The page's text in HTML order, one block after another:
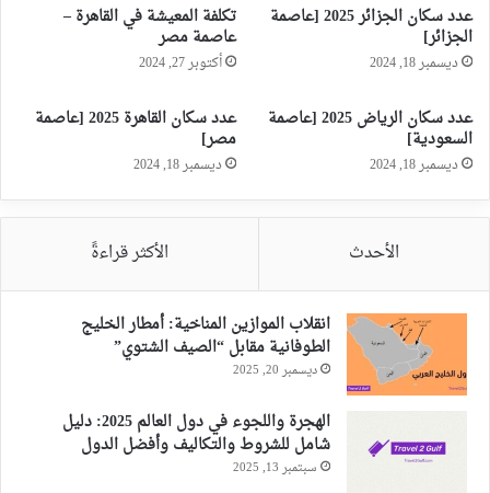
عدد سكان الجزائر 2025 [عاصمة
الجزائر]
ديسمبر 18, 2024
تكلفة المعيشة في القاهرة –
عاصمة مصر
أكتوبر 27, 2024
عدد سكان الرياض 2025 [عاصمة
السعودية]
ديسمبر 18, 2024
عدد سكان القاهرة 2025 [عاصمة
مصر]
ديسمبر 18, 2024
الأحدث الأكثر قراءةً
انقلاب الموازين المناخية: أمطار الخليج
الطوفانية مقابل “الصيف الشتوي”
ديسمبر 20, 2025
الهجرة واللجوء في دول العالم 2025: دليل
شامل للشروط والتكاليف وأفضل الدول
سبتمبر 13, 2025